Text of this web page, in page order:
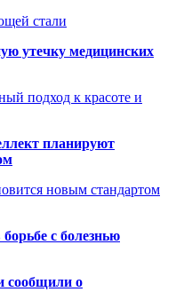
стали
утечку медицинских
подход к красоте и
планируют
новым стандартом
с болезнью
сообщили о